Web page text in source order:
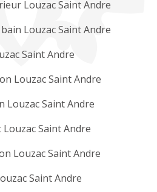
Louzac Saint Andre
Louzac Saint Andre
Saint Andre
Louzac Saint Andre
Louzac Saint Andre
Saint Andre
Louzac Saint Andre
Saint Andre